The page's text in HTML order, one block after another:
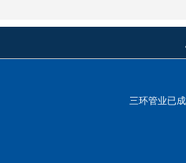
三环管业已